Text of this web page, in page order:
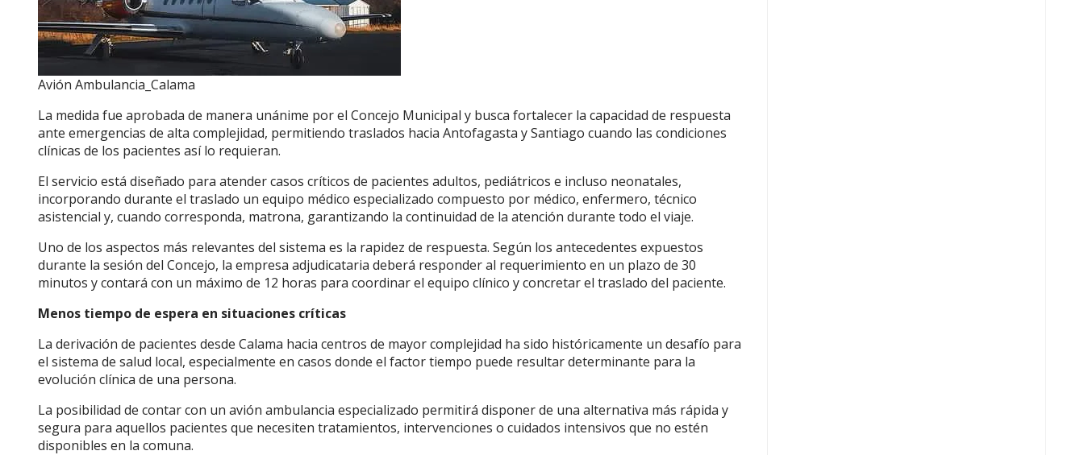
Avión Ambulancia_Calama
La medida fue aprobada de manera unánime por el Concejo Municipal y busca fortalecer la capacidad de respuesta
ante emergencias de alta complejidad, permitiendo traslados hacia Antofagasta y Santiago cuando las condiciones
clínicas de los pacientes así lo requieran.
El servicio está diseñado para atender casos críticos de pacientes adultos, pediátricos e incluso neonatales,
incorporando durante el traslado un equipo médico especializado compuesto por médico, enfermero, técnico
asistencial y, cuando corresponda, matrona, garantizando la continuidad de la atención durante todo el viaje.
Uno de los aspectos más relevantes del sistema es la rapidez de respuesta. Según los antecedentes expuestos
durante la sesión del Concejo, la empresa adjudicataria deberá responder al requerimiento en un plazo de 30
minutos y contará con un máximo de 12 horas para coordinar el equipo clínico y concretar el traslado del paciente.
Menos tiempo de espera en situaciones críticas
La derivación de pacientes desde Calama hacia centros de mayor complejidad ha sido históricamente un desafío para
el sistema de salud local, especialmente en casos donde el factor tiempo puede resultar determinante para la
evolución clínica de una persona.
La posibilidad de contar con un avión ambulancia especializado permitirá disponer de una alternativa más rápida y
segura para aquellos pacientes que necesiten tratamientos, intervenciones o cuidados intensivos que no estén
disponibles en la comuna.